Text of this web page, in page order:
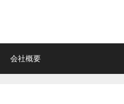
会社概要